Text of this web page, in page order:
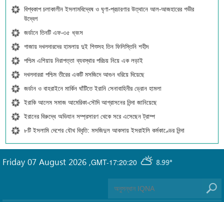
বিশ্বকাপ চলাকালীন ইসলামবিদ্বেষ ও ঘৃণা-প্রচারণার উত্থানে আল-আজহারের গভীর
উদ্বেগ
জর্ডানে তিনটি এফ-৩৫ ধ্বংস
গাজায় দখলদারদের হামলায় দুই শিশুসহ তিন ফিলিস্তিনি শহীদ
পশ্চিম এশিয়ায় নিরাপত্তা ব্যবস্থার পরিচয় নিয়ে এক লড়াই
দখলদাররা পশ্চিম তীরের একটি মসজিদে আগুন ধরিয়ে দিয়েছে
জর্ডান ও বাহরাইনে মার্কিন ঘাঁটিতে ইরানি সেনাবাহিনীর ড্রোন হামলা
ইরাকি আলেম সমাজ আমেরিকা-সৌদি আগ্রাসনের নিন্দা জানিয়েছে
ইরানের বিরুদ্ধে অভিযান সম্প্রসারণ থেকে সরে এসেছেন ট্রাম্প
৮টি ইসলামি দেশের যৌথ বিবৃতি: মসজিদুল আকসায় ইসরাইলি কর্মকাণ্ডের নিন্দা
GMT-17:20:20 8.99°
Friday 07 August 2026 ,